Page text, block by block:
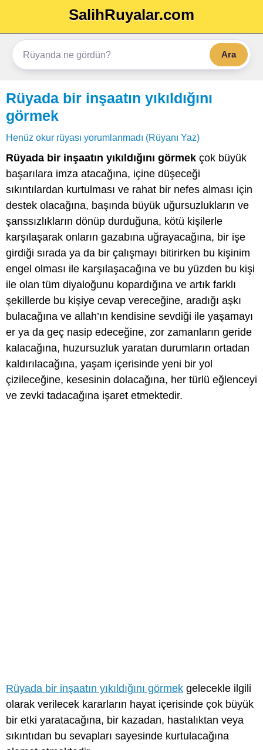
SalihRuyalar.com
Ara
Rüyada bir inşaatın yıkıldığını
görmek
Henüz okur rüyası yorumlanmadı (Rüyanı Yaz)
Rüyada bir inşaatın yıkıldığını görmek çok büyük
başarılara imza atacağına, içine düşeceği
sıkıntılardan kurtulması ve rahat bir nefes alması için
destek olacağına, başında büyük uğursuzlukların ve
şanssızlıkların dönüp durduğuna, kötü kişilerle
karşılaşarak onların gazabına uğrayacağına, bir işe
girdiği sırada ya da bir çalışmayı bitirirken bu kişinim
engel olması ile karşılaşacağına ve bu yüzden bu kişi
ile olan tüm diyaloğunu kopardığına ve artık farklı
şekillerde bu kişiye cevap vereceğine, aradığı aşkı
bulacağına ve allah’ın kendisine sevdiği ile yaşamayı
er ya da geç nasip edeceğine, zor zamanların geride
kalacağına, huzursuzluk yaratan durumların ortadan
kaldırılacağına, yaşam içerisinde yeni bir yol
çizileceğine, kesesinin dolacağına, her türlü eğlenceyi
ve zevki tadacağına işaret etmektedir.
Rüyada bir inşaatın yıkıldığını görmek gelecekle ilgili
olarak verilecek kararların hayat içerisinde çok büyük
bir etki yaratacağına, bir kazadan, hastalıktan veya
sıkıntıdan bu sevapları sayesinde kurtulacağına